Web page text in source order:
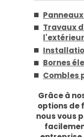
Travaux
l'extérieur
Bornes
Combles
Grâce à
options de
nous vous